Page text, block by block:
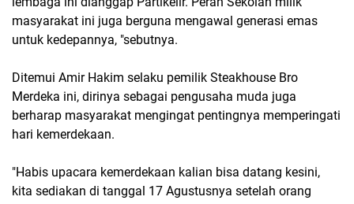
masyarakat ini juga berguna mengawal generasi emas
untuk kedepannya, "sebutnya.
Ditemui Amir Hakim selaku pemilik Steakhouse Bro
Merdeka ini, dirinya sebagai pengusaha muda juga
berharap masyarakat mengingat pentingnya memperingati
hari kemerdekaan.
"Habis upacara kemerdekaan kalian bisa datang kesini,
kita sediakan di tanggal 17 Agustusnya setelah orang